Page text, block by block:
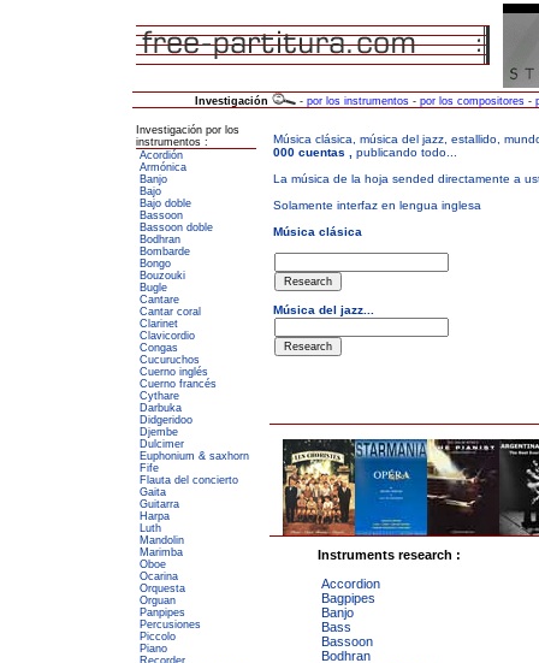
Investigación - por los instrumentos - por los compositores -
Investigación por los
instrumentos :
Acordión
Armónica
Banjo
Bajo
Bajo doble
Bassoon
Bassoon doble
Bodhran
Bombarde
Bongo
Bouzouki
Bugle
Cantare
Cantar coral
Clarinet
Clavicordio
Congas
Cucuruchos
Cuerno inglés
Cuerno francés
Cythare
Darbuka
Didgeridoo
Djembe
Dulcimer
Euphonium & saxhorn
Fife
Flauta del concierto
Gaita
Guitarra
Harpa
Luth
Mandolin
Marimba
Oboe
Ocarina
Orquesta
Orguan
Panpipes
Percusiones
Piccolo
Piano
Recorder
Instruments research :
Accordion
Bagpipes
Banjo
Bass
Bassoon
Bodhran